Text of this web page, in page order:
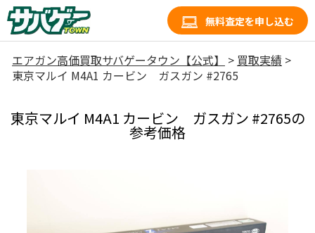
無料査定を申し込む
エアガン高価買取サバゲータウン【公式】 > 買取実績 >
東京マルイ M4A1 カービン ガスガン #2765
東京マルイ M4A1 カービン ガスガン #2765の
参考価格